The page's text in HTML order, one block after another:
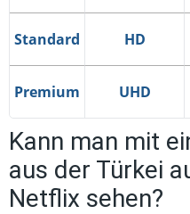
Standard HD
Premium UHD
Kann man mit
aus der Türkei
Netflix sehen?